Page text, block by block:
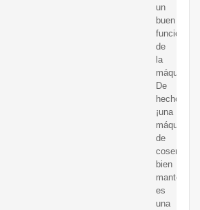
un
buen
de
la
máquina.
De
hecho,
¡una
máquina
de
coser
bien
mantenida
es
una